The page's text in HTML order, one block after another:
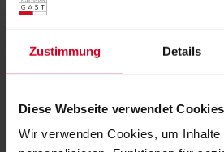
Zustimmung Details
Diese Webseite verwendet Cookies
Wir verwenden Cookies, um Inhalte
FOLLOW US